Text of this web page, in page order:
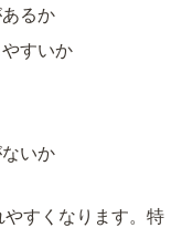
るか
すいか
いか
すくなります。特